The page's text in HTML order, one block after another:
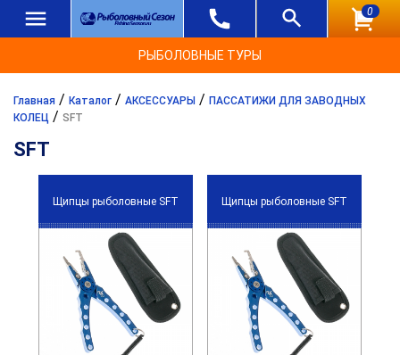
0
РЫБОЛОВНЫЕ ТУРЫ
Главная / Каталог / АКСЕССУАРЫ / ПАССАТИЖИ ДЛЯ ЗАВОДНЫХ
КОЛЕЦ / SFT
SFT
Щипцы рыболовные SFT Щипцы рыболовные SFT